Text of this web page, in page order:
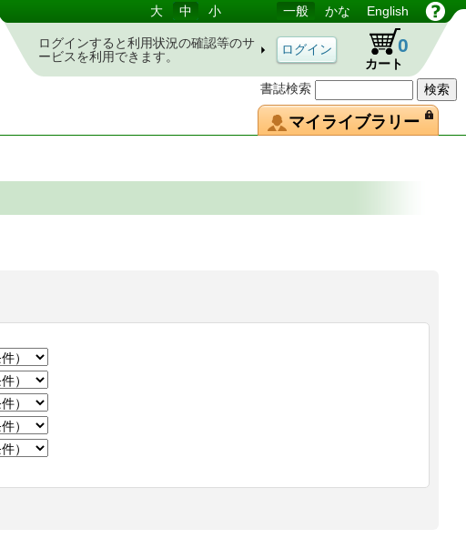
書誌検索
大 中 小 一般 かな English
ログインすると利用状況の確認等のサ
ービスを利用できます。
カート
0
マイライブラリー